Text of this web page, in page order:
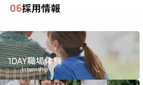
06採用情報
1DAY職場体験
Internship